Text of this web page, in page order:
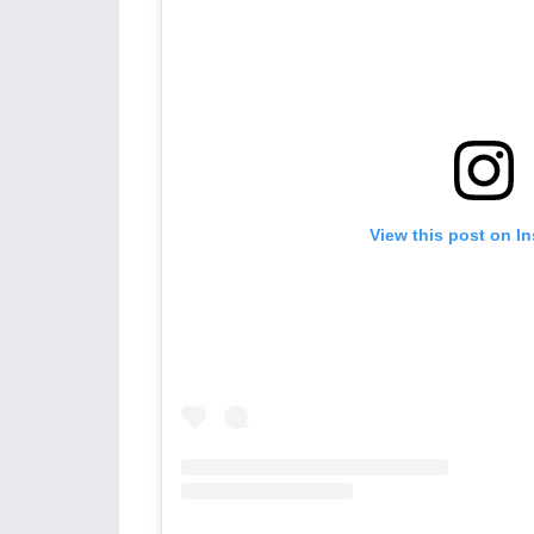
View this post on